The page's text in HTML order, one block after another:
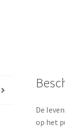
De
op het